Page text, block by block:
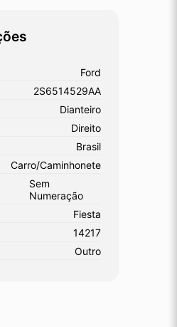
Ford
2S6514529AA
Dianteiro
Direito
Brasil
Carro/Caminhonete
Sem
Numeração
Fiesta
14217
Outro